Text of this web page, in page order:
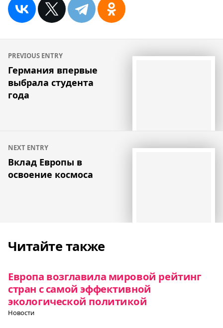
Навигация
по
записям
PREVIOUS ENTRY
Германия впервые
выбрала студента
года
NEXT ENTRY
Вклад Европы в
освоение космоса
Читайте также
Европа возглавила мировой рейтинг
стран с самой эффективной
экологической политикой
Новости